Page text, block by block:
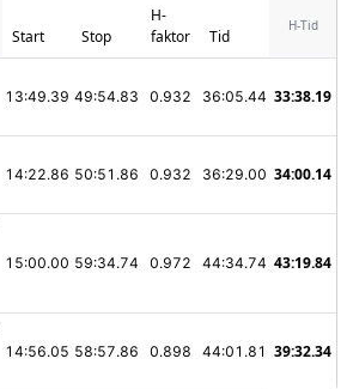
Start Stop
H-
faktor
Tid
H-Tid
13:49.39 49:54.83 0.932 36:05.44 33:38.19
14:22.86 50:51.86 0.932 36:29.00 34:00.14
15:00.00 59:34.74 0.972 44:34.74 43:19.84
14:56.05 58:57.86 0.898 44:01.81 39:32.34